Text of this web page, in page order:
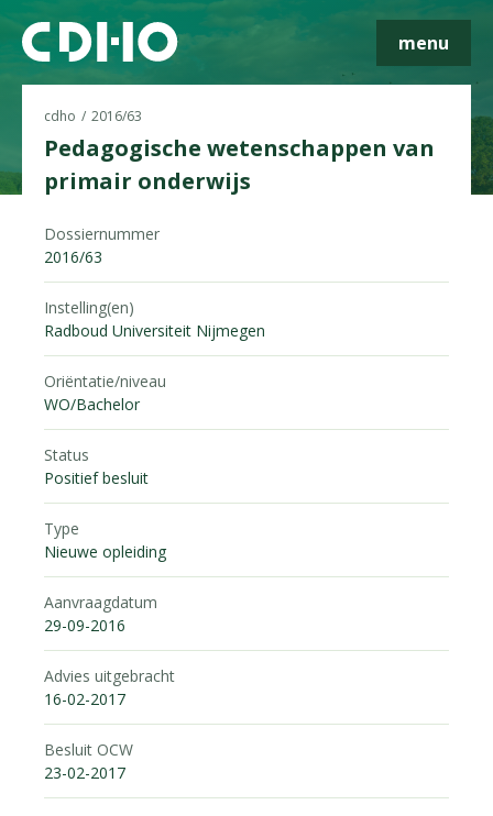
menu
cdho 2016/63
Pedagogische wetenschappen van
primair onderwijs
Dossiernummer
2016/63
Instelling(en)
Radboud Universiteit Nijmegen
Oriëntatie/niveau
WO/Bachelor
Status
Positief besluit
Type
Nieuwe opleiding
Aanvraagdatum
29-09-2016
Advies uitgebracht
16-02-2017
Besluit OCW
23-02-2017